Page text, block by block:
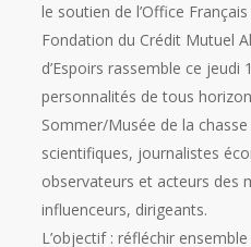
le soutien de l’Office
Fondation du Crédit Mutuel
d’Espoirs rassemble ce jeudi
personnalités de tous
Sommer/Musée de la
scientifiques, journalistes
observateurs et acteurs des
influenceurs, dirigeants.
L’objectif : réfléchir